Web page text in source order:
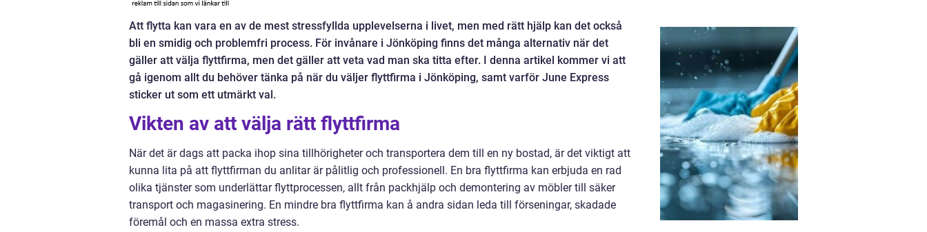
Att flytta kan vara en av de mest stressfyllda upplevelserna i livet, men med rätt hjälp kan det också
bli en smidig och problemfri process. För invånare i Jönköping finns det många alternativ när det
gäller att välja flyttfirma, men det gäller att veta vad man ska titta efter. I denna artikel kommer vi att
gå igenom allt du behöver tänka på när du väljer flyttfirma i Jönköping, samt varför June Express
sticker ut som ett utmärkt val.
Vikten av att välja rätt flyttfirma
När det är dags att packa ihop sina tillhörigheter och transportera dem till en ny bostad, är det viktigt att
kunna lita på att flyttfirman du anlitar är pålitlig och professionell. En bra flyttfirma kan erbjuda en rad
olika tjänster som underlättar flyttprocessen, allt från packhjälp och demontering av möbler till säker
transport och magasinering. En mindre bra flyttfirma kan å andra sidan leda till förseningar, skadade
föremål och en massa extra stress.